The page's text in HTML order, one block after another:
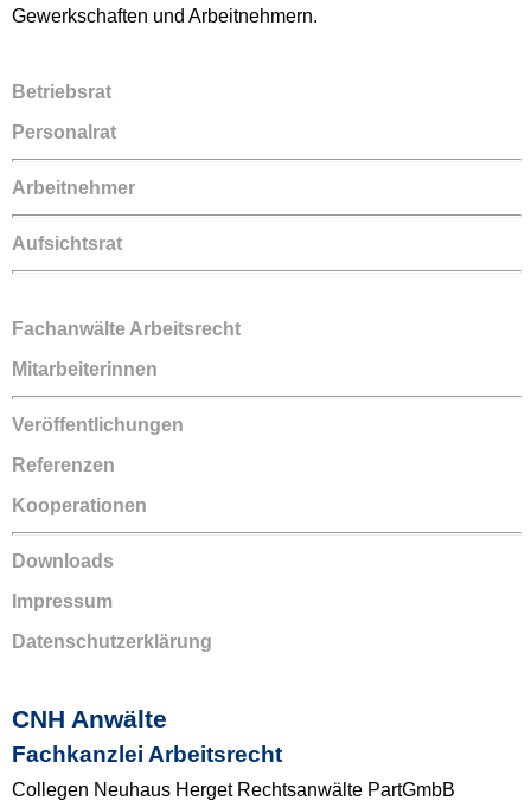
Gewerkschaften und Arbeitnehmern.
Betriebsrat
Personalrat
Arbeitnehmer
Aufsichtsrat
Fachanwälte Arbeitsrecht
Mitarbeiterinnen
Veröffentlichungen
Referenzen
Kooperationen
Downloads
Impressum
Datenschutzerklärung
CNH Anwälte
Fachkanzlei Arbeitsrecht
Collegen Neuhaus Herget Rechtsanwälte PartGmbB